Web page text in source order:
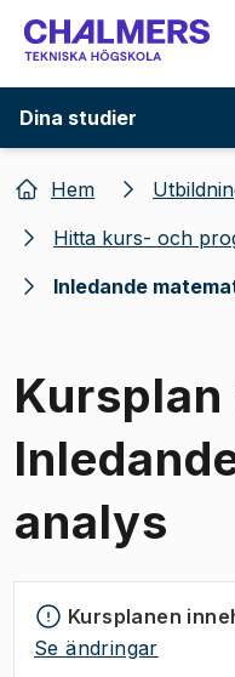
Gå till
Dina studier
Hem
Hitta kurs- och
Inledande
analys
Kursplanen
Se ändringar